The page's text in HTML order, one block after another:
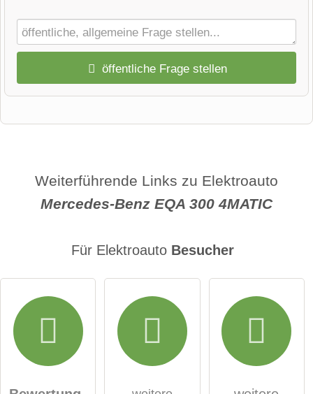
öffentliche Frage stellen
Name
Hiermit akzeptiere ich die
Datenschutzerklärunghabe ich zur Kenntnis
genommen.
Weiterführende Links zu Elektroauto
Mercedes-Benz EQA 300 4MATIC
Für Elektroauto Besucher